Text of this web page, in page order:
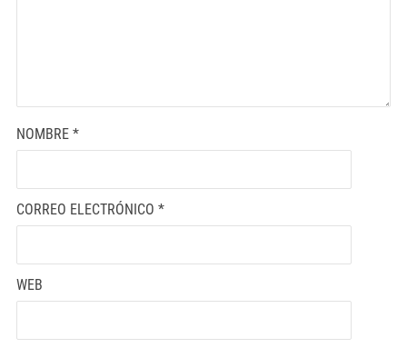
NOMBRE *
CORREO ELECTRÓNICO *
WEB